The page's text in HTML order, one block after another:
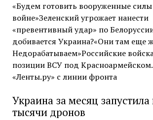
«Будем готовить вооруженные
войне»Зеленский угрожает нанести
«превентивный удар» по
добивается Украина?«Они там еще
Недорабатываем»Российские
позиции ВСУ под
«Ленты.ру» с линии фронта
Украина за месяц
тысячи дронов